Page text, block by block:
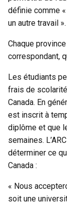
définie comme
un autre travail ».
Chaque
correspondant,
Les étudiants
frais de
Canada. En
est inscrit à
diplôme et que
semaines.
déterminer ce
Canada :
« Nous
soit une